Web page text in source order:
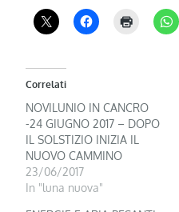
Correlati
NOVILUNIO IN CANCRO
-24 GIUGNO 2017 – DOPO
IL SOLSTIZIO INIZIA IL
NUOVO CAMMINO
23/06/2017
In "luna nuova"